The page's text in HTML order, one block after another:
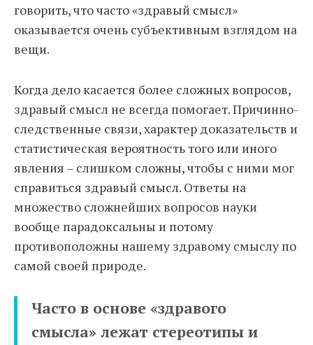
говорить, что часто «здравый смысл»
оказывается очень субъективным взглядом на
вещи.
Когда дело касается более сложных вопросов,
здравый смысл не всегда помогает. Причинно-
следственные связи, характер доказательств и
статистическая вероятность того или иного
явления – слишком сложны, чтобы с ними мог
справиться здравый смысл. Ответы на
множество сложнейших вопросов науки
вообще парадоксальны и потому
противоположны нашему здравому смыслу по
самой своей природе.
Часто в основе «здравого
смысла» лежат стереотипы и